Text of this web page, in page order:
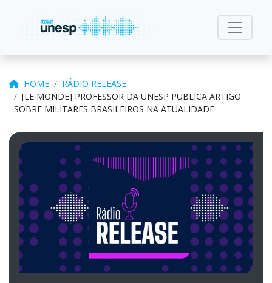
HOME
RÁDIO RELEASE
[LE MONDE] PROFESSOR DA UNESP PUBLICA ARTIGO
SOBRE MILITARES BRASILEIROS NA ATUALIDADE